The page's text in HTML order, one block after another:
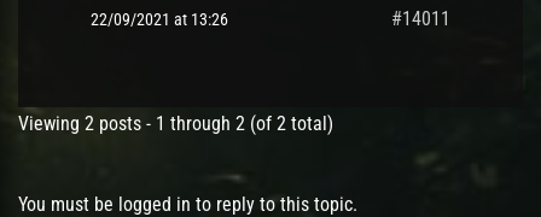
22/09/2021 at 13:26 #14011
Viewing 2 posts - 1 through 2 (of 2 total)
You must be logged in to reply to this topic.